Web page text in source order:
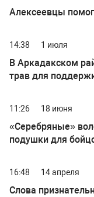
Алексеевцы
14:38 1 июля
В Аркадакском
трав для
11:26 18 июня
«Серебряные»
подушки для
16:48 14 апреля
Слова